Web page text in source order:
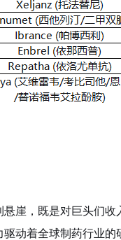
悬崖，既是对巨头们
动着全球制药行业的